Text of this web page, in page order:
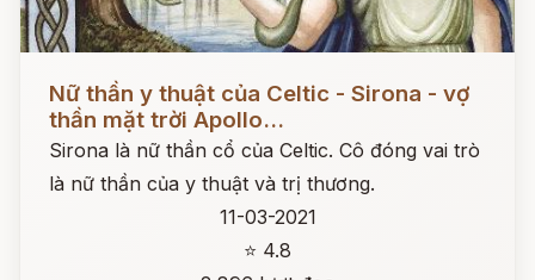
Nữ thần y thuật của Celtic - Sirona - vợ
thần mặt trời Apollo...
Sirona là nữ thần cổ của Celtic. Cô đóng vai trò
là nữ thần của y thuật và trị thương.
11-03-2021
⭐ 4.8